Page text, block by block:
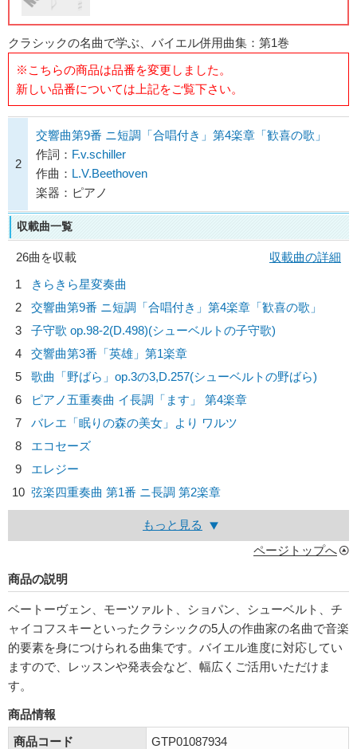
クラシックの名曲で学ぶ、バイエル併用曲集：第1巻
※こちらの商品は品番を変更しました。
新しい品番については上記をご覧下さい。
2
交響曲第9番 ニ短調「合唱付き」第4楽章「歓喜の歌」
作詞： F.v.schiller
作曲： L.V.Beethoven
楽器：ピアノ
収載曲一覧
26曲を収載
収載曲の詳細
1
きらきら星変奏曲
2
交響曲第9番 ニ短調「合唱付き」第4楽章「歓喜の歌」
3
子守歌 op.98-2(D.498)(シューベルトの子守歌)
4
交響曲第3番「英雄」第1楽章
5
歌曲「野ばら」op.3の3,D.257(シューベルトの野ばら)
6
ピアノ五重奏曲 イ長調「ます」 第4楽章
7
バレエ「眠りの森の美女」より ワルツ
8
エコセーズ
9
エレジー
10 弦楽四重奏曲 第1番 ニ長調 第2楽章
もっと見る
ページトップへ
商品の説明
ベートーヴェン、モーツァルト、ショパン、シューベルト、チ
ャイコフスキーといったクラシックの5人の作曲家の名曲で音楽
的要素を身につけられる曲集です。バイエル進度に対応してい
ますので、レッスンや発表会など、幅広くご活用いただけま
す。
商品情報
商品コード
GTP01087934